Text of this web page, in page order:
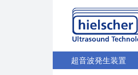
超音波発生装置